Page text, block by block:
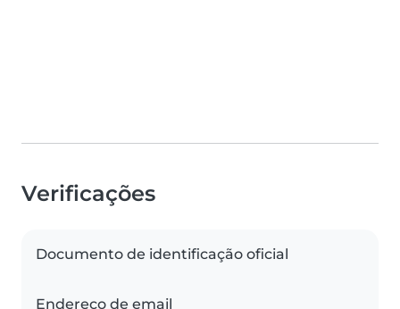
Verificações
Documento de identificação oficial
Endereço de email